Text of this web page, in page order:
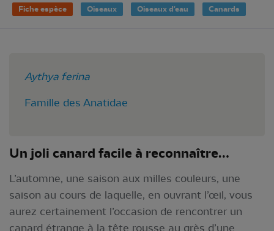
Fiche espèce Oiseaux Oiseaux d'eau Canards
Aythya ferina
Famille des Anatidae
Un joli canard facile à reconnaître…
L’automne, une saison aux milles couleurs, une
saison au cours de laquelle, en ouvrant l’œil, vous
aurez certainement l’occasion de rencontrer un
canard étrange à la tête rousse au grès d’une